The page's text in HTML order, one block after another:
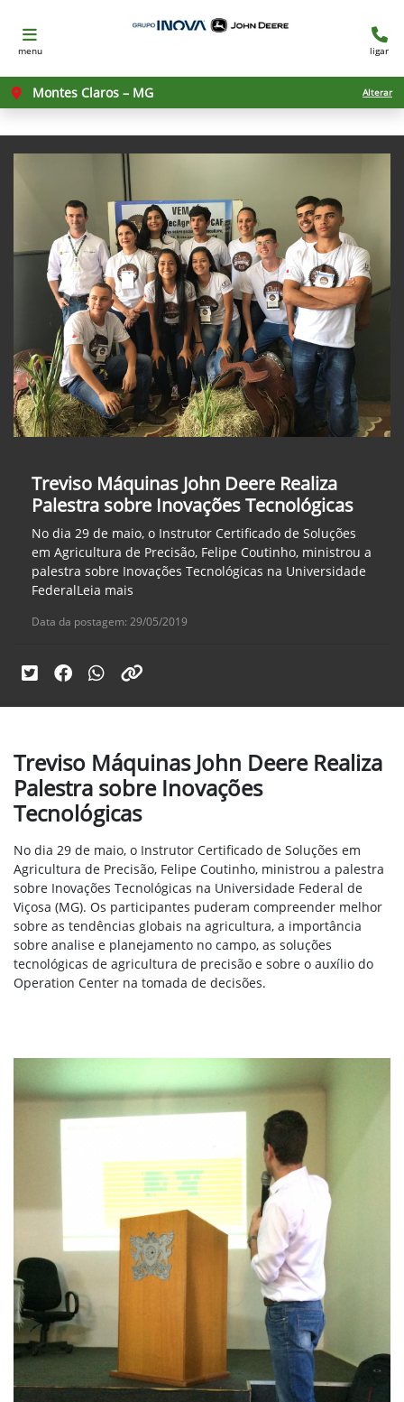
menu ligar
Montes Claros – MG Alterar
Treviso Máquinas John Deere Realiza
Palestra sobre Inovações Tecnológicas
No dia 29 de maio, o Instrutor Certificado de Soluções
em Agricultura de Precisão, Felipe Coutinho, ministrou a
palestra sobre Inovações Tecnológicas na Universidade
FederalLeia mais
Data da postagem: 29/05/2019
Treviso Máquinas John Deere Realiza
Palestra sobre Inovações
Tecnológicas
No dia 29 de maio, o Instrutor Certificado de Soluções em
Agricultura de Precisão, Felipe Coutinho, ministrou a palestra
sobre Inovações Tecnológicas na Universidade Federal de
Viçosa (MG). Os participantes puderam compreender melhor
sobre as tendências globais na agricultura, a importância
sobre analise e planejamento no campo, as soluções
tecnológicas de agricultura de precisão e sobre o auxílio do
Operation Center na tomada de decisões.